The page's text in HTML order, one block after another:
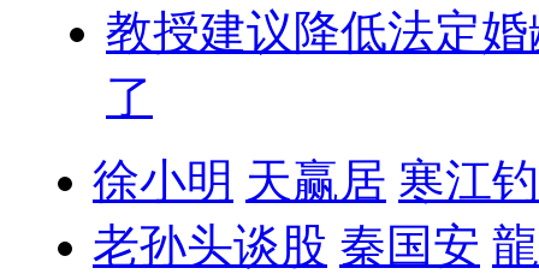
教授建议降低法定婚
了
徐小明 天赢居 寒江
老孙头谈股 秦国安